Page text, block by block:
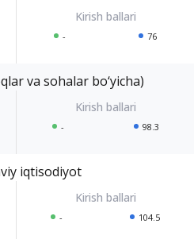
- 76
va sohalar bo‘yicha)
- 98.3
iqtisodiyot
- 104.5